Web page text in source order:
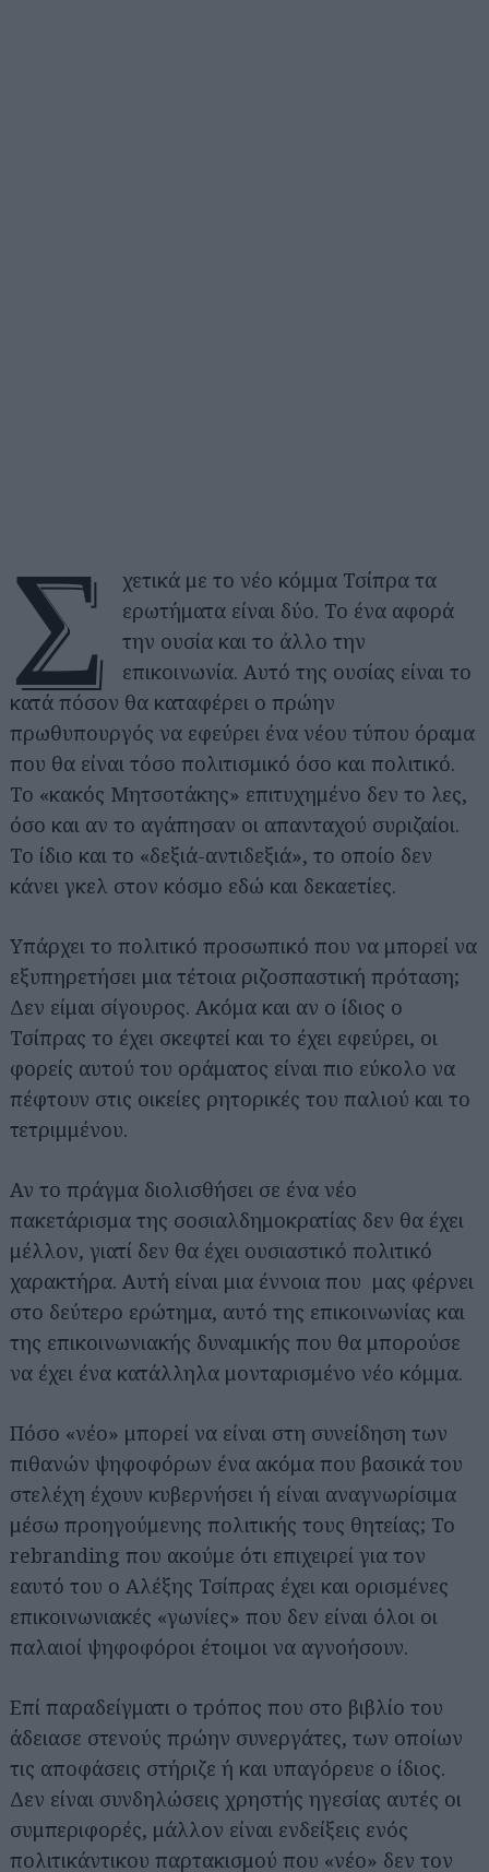
Σ
χετικά με το νέο κόμμα Τσίπρα τα
ερωτήματα είναι δύο. Το ένα αφορά
την ουσία και το άλλο την
επικοινωνία. Αυτό της ουσίας είναι το
κατά πόσον θα καταφέρει ο πρώην
πρωθυπουργός να εφεύρει ένα νέου τύπου όραμα
που θα είναι τόσο πολιτισμικό όσο και πολιτικό.
Το «κακός Μητσοτάκης» επιτυχημένο δεν το λες,
όσο και αν το αγάπησαν οι απανταχού συριζαίοι.
Το ίδιο και το «δεξιά-αντιδεξιά», το οποίο δεν
κάνει γκελ στον κόσμο εδώ και δεκαετίες.
Υπάρχει το πολιτικό προσωπικό που να μπορεί να
εξυπηρετήσει μια τέτοια ριζοσπαστική πρόταση;
Δεν είμαι σίγουρος. Ακόμα και αν ο ίδιος ο
Τσίπρας το έχει σκεφτεί και το έχει εφεύρει, οι
φορείς αυτού του οράματος είναι πιο εύκολο να
πέφτουν στις οικείες ρητορικές του παλιού και το
τετριμμένου.
Αν το πράγμα διολισθήσει σε ένα νέο
πακετάρισμα της σοσιαλδημοκρατίας δεν θα έχει
μέλλον, γιατί δεν θα έχει ουσιαστικό πολιτικό
χαρακτήρα. Αυτή είναι μια έννοια που μας φέρνει
στο δεύτερο ερώτημα, αυτό της επικοινωνίας και
της επικοινωνιακής δυναμικής που θα μπορούσε
να έχει ένα κατάλληλα μονταρισμένο νέο κόμμα.
Πόσο «νέο» μπορεί να είναι στη συνείδηση των
πιθανών ψηφοφόρων ένα ακόμα που βασικά του
στελέχη έχουν κυβερνήσει ή είναι αναγνωρίσιμα
μέσω προηγούμενης πολιτικής τους θητείας; Το
rebranding που ακούμε ότι επιχειρεί για τον
εαυτό του ο Αλέξης Τσίπρας έχει και ορισμένες
επικοινωνιακές «γωνίες» που δεν είναι όλοι οι
παλαιοί ψηφοφόροι έτοιμοι να αγνοήσουν.
Επί παραδείγματι ο τρόπος που στο βιβλίο του
άδειασε στενούς πρώην συνεργάτες, των οποίων
τις αποφάσεις στήριζε ή και υπαγόρευε ο ίδιος.
Δεν είναι συνδηλώσεις χρηστής ηγεσίας αυτές οι
συμπεριφορές, μάλλον είναι ενδείξεις ενός
πολιτικάντικου παρτακισμού που «νέο» δεν τον